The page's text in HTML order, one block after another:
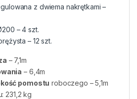
z dwiema nakrętkami –
– 4 szt.
– 12 szt.
– 7,1m
– 6,4m
pomostu roboczego – 5,1m
231,2 kg